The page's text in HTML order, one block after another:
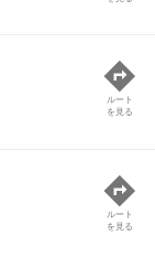
ルート
を見る
ルート
を見る